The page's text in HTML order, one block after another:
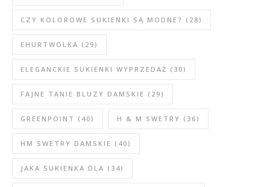
CZY KOLOROWE SUKIENKI SĄ MODNE? (28)
EHURTWOLKA (29)
ELEGANCKIE SUKIENKI WYPRZEDAŻ (30)
FAJNE TANIE BLUZY DAMSKIE (29)
GREENPOINT (40) H & M SWETRY (36)
HM SWETRY DAMSKIE (40)
JAKA SUKIENKA DLA (34)